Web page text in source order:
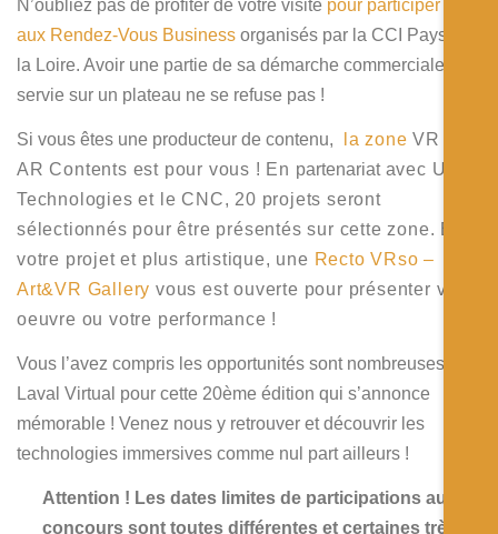
N’oubliez pas de profiter de votre visite pour participer
aux Rendez-Vous Business organisés par la CCI Pays de
la Loire. Avoir une partie de sa démarche commerciale
servie sur un plateau ne se refuse pas !
Si vous êtes une producteur de contenu, la zoneVR /
AR Contents est pour vous ! En partenariatavec Unity
Technologies et le CNC, 20 projets seront
sélectionnés pour être présentés sur cette zone. Et si
votre projet et plus artistique, une Recto VRso –
Art&VR Gallery vous est ouverte pour présenter votre
oeuvre ou votre performance !
Vous l’avez compris les opportunités sont nombreuses à
Laval Virtual pour cette 20ème édition qui s’annonce
mémorable ! Venez nous y retrouver et découvrir les
technologies immersives comme nul part ailleurs !
Attention ! Les dates limites de participations aux
concours sont toutes différentes et certaines très